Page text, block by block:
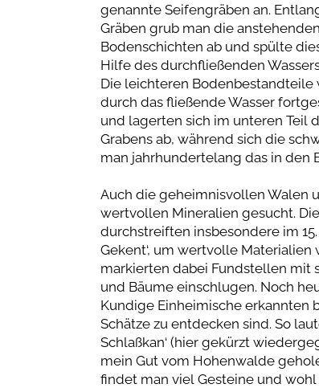
genannte Seifengräben an.
Gräben grub man die anstehenden
Bodenschichten ab und spülte
Hilfe des durchfließenden
Die leichteren Bodenbestandteile
durch das fließende Wasser
und lagerten sich im unteren Teil
Grabens ab, während sich die
man jahrhundertelang das in den
Auch die geheimnisvollen Walen
wertvollen Mineralien gesucht.
durchstreiften insbesondere im
Gekent‘, um wertvolle
markierten dabei Fundstellen mit
und Bäume einschlugen. Noch
Kundige Einheimische erkannten
Schätze zu entdecken sind. So
Schlaßkan‘ (hier gekürzt
mein Gut vom Hohenwalde
findet man viel Gesteine und